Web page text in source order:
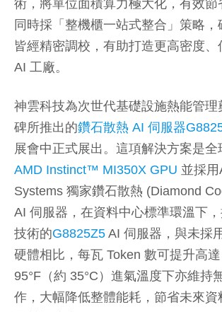
術，將單位面積算力極大化，有效節
同時採「整機櫃一站式整合」策略
皆經精密調校，有助打造更高密度、
AI 工廠。
神雲科技為次世代基礎設施熱能管理
碑所推出的鑽石散熱 AI 伺服器
展會中正式展出。這項解決方案是全
AMD Instinct™ MI350X GPU 並採
Systems 獨家鑽石散熱 (Diamond
AI 伺服器，在資料中心標準環溫下
技術的G8825Z5 AI 伺服器，與未採
硬體相比，每瓦 Token 數可提升高
95°F（約 35°C）進氣溫度下亦維持
作，大幅降低整體能耗，節省未來資